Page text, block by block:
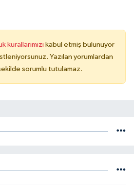
kurallarımızı kabul etmiş bulunuyor
Yazılan yorumlardan
sorumlu tutulamaz.